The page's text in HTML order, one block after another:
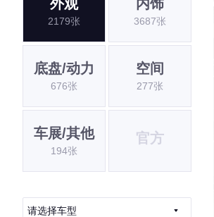
外观
2179张
内饰
3687张
底盘/动力
676张
空间
277张
车展/其他
194张
官方
请选择车型